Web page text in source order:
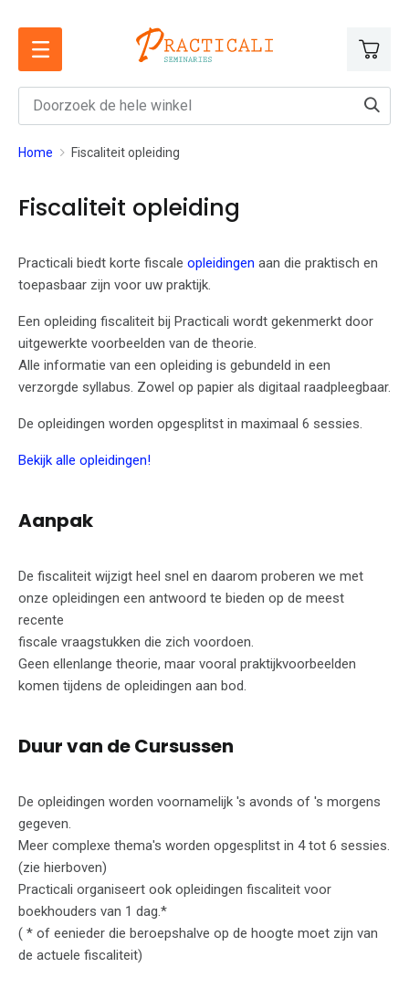
Ga
naar
inhoud
Home Fiscaliteit opleiding
Fiscaliteit opleiding
Practicali biedt korte fiscale opleidingen aan die praktisch en
toepasbaar zijn voor uw praktijk.
Een opleiding fiscaliteit bij Practicali wordt gekenmerkt door
uitgewerkte voorbeelden van de theorie.
Alle informatie van een opleiding is gebundeld in een
verzorgde syllabus. Zowel op papier als digitaal raadpleegbaar.
De opleidingen worden opgesplitst in maximaal 6 sessies.
Bekijk alle opleidingen!
Aanpak
De fiscaliteit wijzigt heel snel en daarom proberen we met
onze opleidingen een antwoord te bieden op de meest
recente
fiscale vraagstukken die zich voordoen.
Geen ellenlange theorie, maar vooral praktijkvoorbeelden
komen tijdens de opleidingen aan bod.
Duur van de Cursussen
De opleidingen worden voornamelijk 's avonds of 's morgens
gegeven.
Meer complexe thema's worden opgesplitst in 4 tot 6 sessies.
(zie hierboven)
Practicali organiseert ook opleidingen fiscaliteit voor
boekhouders van 1 dag.*
( * of eenieder die beroepshalve op de hoogte moet zijn van
de actuele fiscaliteit)